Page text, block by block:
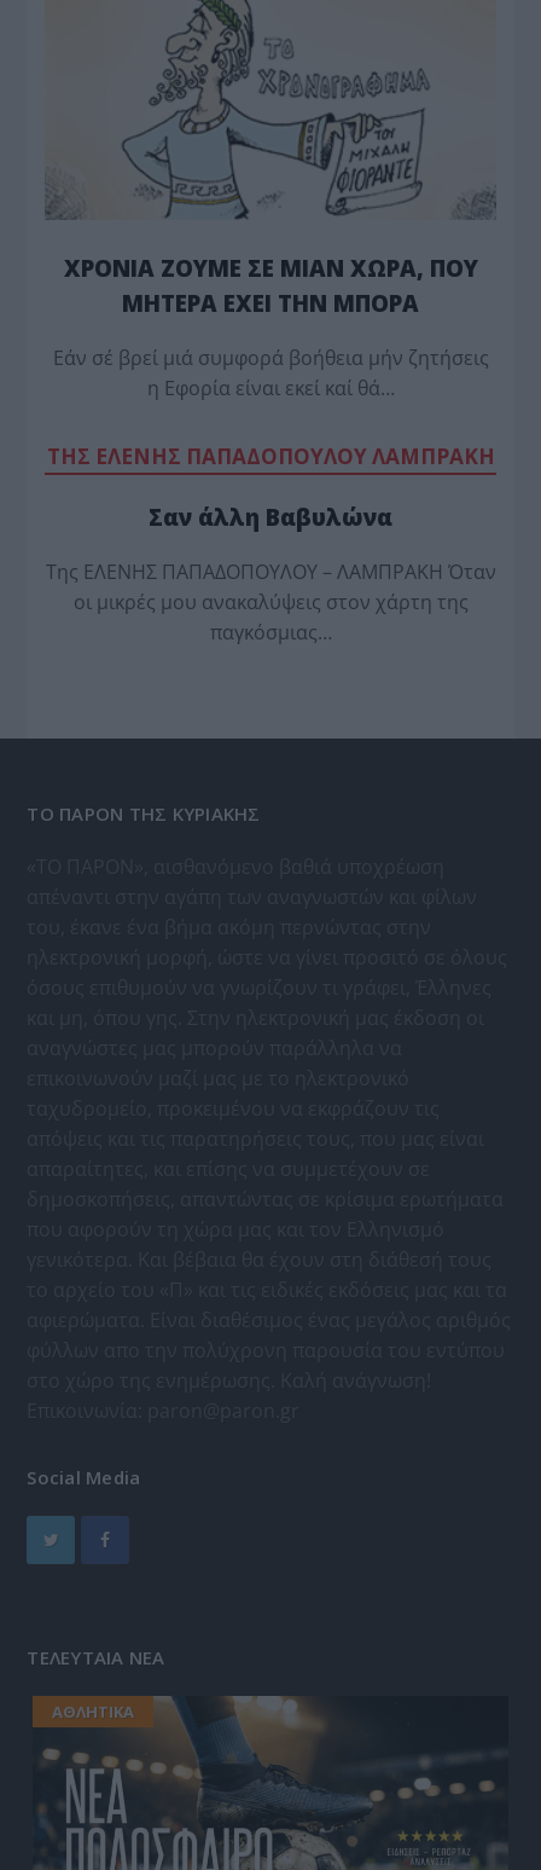
ΧΡΟΝΙΑ ΖΟΥΜΕ ΣΕ ΜΙΑΝ ΧΩΡΑ, ΠΟΥ
ΜΗΤΕΡΑ ΕΧΕΙ ΤΗΝ ΜΠΟΡΑ
Εάν σέ βρεί μιά συμφορά βοήθεια μήν ζητήσεις
η Εφορία είναι εκεί καί θά…
TΗΣ ΕΛΕΝΗΣ ΠΑΠΑΔΟΠΟΥΛΟΥ ΛΑΜΠΡΑΚΗ
Σαν άλλη Βαβυλώνα
Της ΕΛΕΝΗΣ ΠΑΠΑΔΟΠΟΥΛΟΥ – ΛΑΜΠΡΑΚΗ Όταν
οι μικρές μου ανακαλύψεις στον χάρτη της
παγκόσμιας…
ΤΟ ΠΑΡΟΝ ΤΗΣ ΚΥΡΙΑΚΗΣ
Social Media
ΤΕΛΕΥΤΑΙΑ ΝΕΑ
ΑΘΛΗΤΙΚΑ